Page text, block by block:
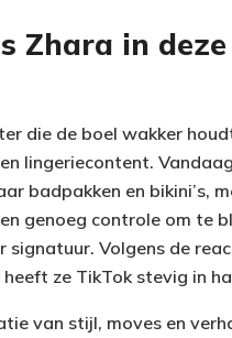
Zhara in deze
die de boel wakker
lingeriecontent.
badpakken en bikini’s,
genoeg controle om te
signatuur. Volgens de
ze TikTok stevig in
van stijl, moves en